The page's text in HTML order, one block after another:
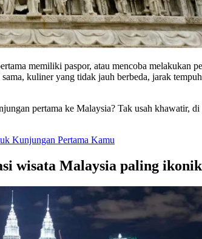
memiliki paspor, atau mencoba melakukan
kuliner yang tidak jauh berbeda, jarak
pertama ke Malaysia? Tak usah
Kunjungan Pertama Kamu
wisata Malaysia paling